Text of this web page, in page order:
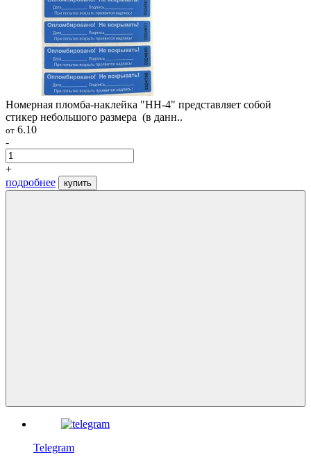
Номерная пломба-наклейка "НН-4" представляет собой
стикер небольшого размера (в данн..
от 6.10
-
+
подробнее
купить
Telegram